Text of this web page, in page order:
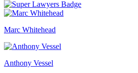
Marc Whitehead
Anthony Vessel